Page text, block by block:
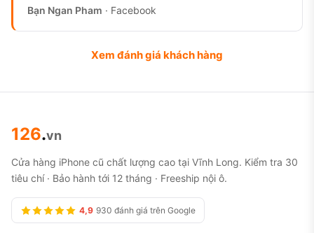
Bạn Ngan Pham · Facebook
Xem đánh giá khách hàng
126.vn
Cửa hàng iPhone cũ chất lượng cao tại Vĩnh Long. Kiểm tra 30
tiêu chí · Bảo hành tới 12 tháng · Freeship nội ô.
4,9 930 đánh giá trên Google